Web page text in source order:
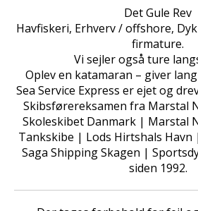
Det Gule Rev
Havfiskeri, Erhverv / offshore,
firmature.
Vi sejler også ture
Oplev en katamaran – giver
Sea Service Express er ejet og
Skibsførereksamen fra Marstal
Skoleskibet Danmark | Marstal
Tankskibe | Lods Hirtshals
Saga Shipping Skagen |
siden 1992.